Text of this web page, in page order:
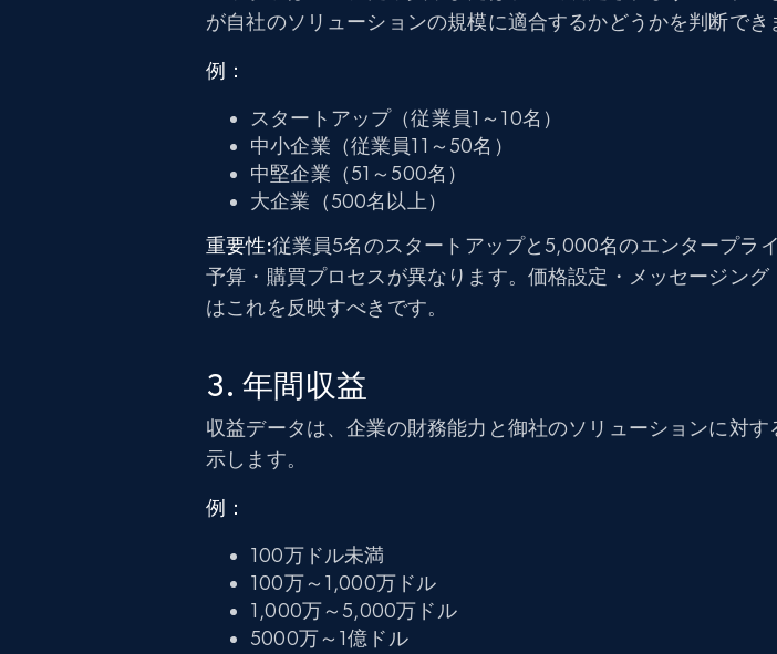
が自社のソリューションの規模に適合するかどうかを判断でき
例：
スタートアップ（従業員1～10名）
中小企業（従業員11～50名）
中堅企業（51～500名）
大企業（500名以上）
重要性:従業員5名のスタートアップと5,000名のエンタープラ
予算・購買プロセスが異なります。価格設定・メッセージング
はこれを反映すべきです。
3. 年間収益
収益データは、企業の財務能力と御社のソリューションに対す
示します。
例：
100万ドル未満
100万～1,000万ドル
1,000万～5,000万ドル
5000万～1億ドル